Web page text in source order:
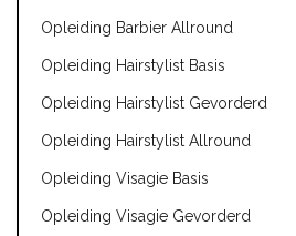
Opleiding Barbier Allround
Opleiding Hairstylist Basis
Opleiding Hairstylist Gevorderd
Opleiding Hairstylist Allround
Opleiding Visagie Basis
Opleiding Visagie Gevorderd